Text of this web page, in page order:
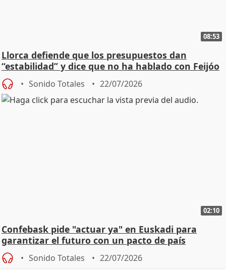
08:53
Llorca defiende que los presupuestos dan
“estabilidad” y dice que no ha hablado con Feijóo
Sonido Totales 22/07/2026
02:10
Confebask pide "actuar ya" en Euskadi para
garantizar el futuro con un pacto de país
Sonido Totales 22/07/2026